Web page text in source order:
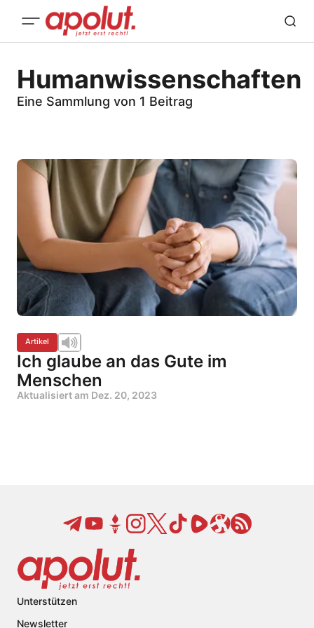
Humanwissenschaften
Eine Sammlung von 1 Beitrag
Artikel
Ich glaube an das Gute im
Menschen
Aktualisiert am Dez. 20, 2023
Unterstützen
Newsletter